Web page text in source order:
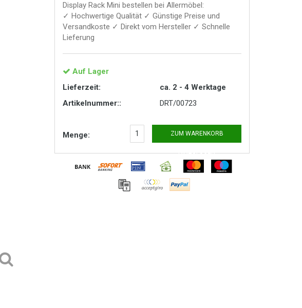
Display Rack Mini bestellen bei Allermöbel:
✓ Hochwertige Qualität ✓ Günstige Preise und
Versandkoste ✓ Direkt vom Hersteller ✓ Schnelle
Lieferung
Auf Lager
Lieferzeit:
ca. 2 - 4 Werktage
Artikelnummer::
DRT/00723
Menge: ZUM WARENKORB
HINZUFÜGEN